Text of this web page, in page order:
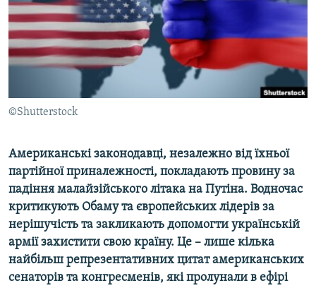
ВІДЕОУРОКИ «ELIFBE»
СВІДЧЕННЯ ОКУПАЦІЇ
УКРАЇНСЬКА ПРОБЛЕМА КРИМУ
Русский
Qırımtatar
Усі сайти RFE/RL
©Shutterstock
Американські законодавці, незалежно від їхньої
партійної приналежності, покладають провину за
падіння малайзійського літака на Путіна. Водночас
критикують Обаму та європейських лідерів за
нерішучість та закликають допомогти українській
армії захистити свою країну. Це – лише кілька
найбільш репрезентативних цитат американських
сенаторів та конгресменів, які пролунали в ефірі